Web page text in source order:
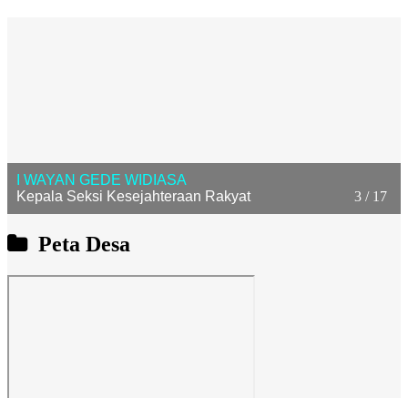
4 / 17
ANAK AGUNG AYU ASTITI UTAMI DEWI
Kepala Urusan Umum
Peta Desa